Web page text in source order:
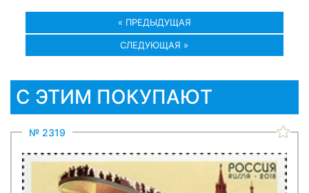
« ПРЕДЫДУЩАЯ
СЛЕДУЮЩАЯ »
С ЭТИМ ПОКУПАЮТ
№ 2319